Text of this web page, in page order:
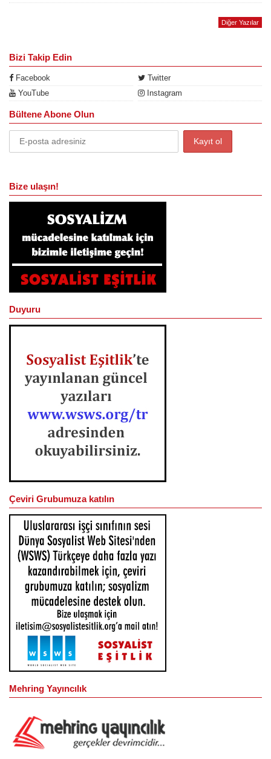
Diğer Yazılar
Bizi Takip Edin
Facebook
Twitter
YouTube
Instagram
Bültene Abone Olun
Bize ulaşın!
Duyuru
Çeviri Grubumuza katılın
Mehring Yayıncılık